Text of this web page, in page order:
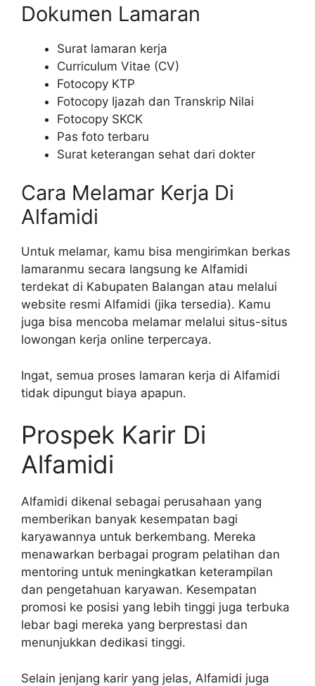
Dokumen Lamaran
Surat lamaran kerja
Curriculum Vitae (CV)
Fotocopy KTP
Fotocopy Ijazah dan Transkrip Nilai
Fotocopy SKCK
Pas foto terbaru
Surat keterangan sehat dari dokter
Cara Melamar Kerja Di
Alfamidi
Untuk melamar, kamu bisa mengirimkan berkas
lamaranmu secara langsung ke Alfamidi
terdekat di Kabupaten Balangan atau melalui
website resmi Alfamidi (jika tersedia). Kamu
juga bisa mencoba melamar melalui situs-situs
lowongan kerja online terpercaya.
Ingat, semua proses lamaran kerja di Alfamidi
tidak dipungut biaya apapun.
Prospek Karir Di
Alfamidi
Alfamidi dikenal sebagai perusahaan yang
memberikan banyak kesempatan bagi
karyawannya untuk berkembang. Mereka
menawarkan berbagai program pelatihan dan
mentoring untuk meningkatkan keterampilan
dan pengetahuan karyawan. Kesempatan
promosi ke posisi yang lebih tinggi juga terbuka
lebar bagi mereka yang berprestasi dan
menunjukkan dedikasi tinggi.
Selain jenjang karir yang jelas, Alfamidi juga